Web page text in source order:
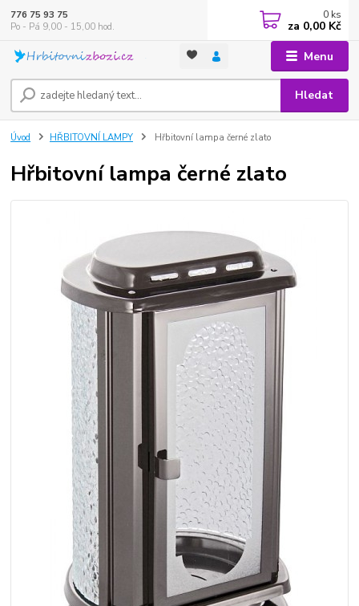
Menu
Hledat
776 75 93 75
Po - Pá 9,00 - 15,00 hod.
0 ks
za 0,00 Kč
Úvod HŘBITOVNÍ LAMPY Hřbitovní lampa černé zlato
Hřbitovní lampa černé zlato